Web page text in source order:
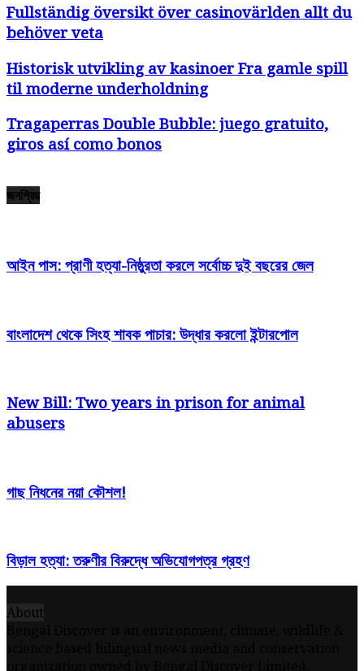
Fullständig översikt över casinovärlden allt du
behöver veta
Historisk utvikling av kasinoer Fra gamle spill
til moderne underholdning
Tragaperras Double Bubble: juego gratuito,
giros así­ como bonos
জনপ্রিয়
আইন পাস: প্রাণী হত্যা-নিষ্ঠুরতা করলে সর্বোচ্চ দুই বছরের জেল
বাংলাদেশ থেকে সিংহ শাবক পাচার: উদ্ধার করলো ইন্টারপোল
New Bill: Two years in prison for animal
abusers
গাছ নিধনের নয়া কৌশল!
বিড়াল হত্যা: তরুণীর বিরুদ্ধে অভিযোগপত্র গ্রহণ
About